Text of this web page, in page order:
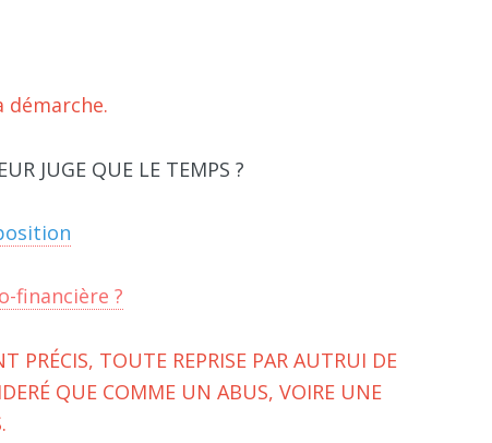
JUGE QUE LE TEMPS ?
financière ?
PRÉCIS, TOUTE REPRISE PAR AUTRUI DE
QUE COMME UN ABUS, VOIRE UNE